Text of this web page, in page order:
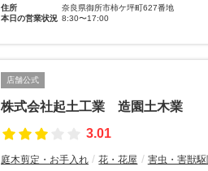
住所
奈良県御所市柿ケ坪町627番地
本日の営業状況 8:30〜17:00
店舗公式
株式会社起土工業 造園土木業
3.01
庭木剪定・お手入れ 花・花屋 害虫・害獣駆